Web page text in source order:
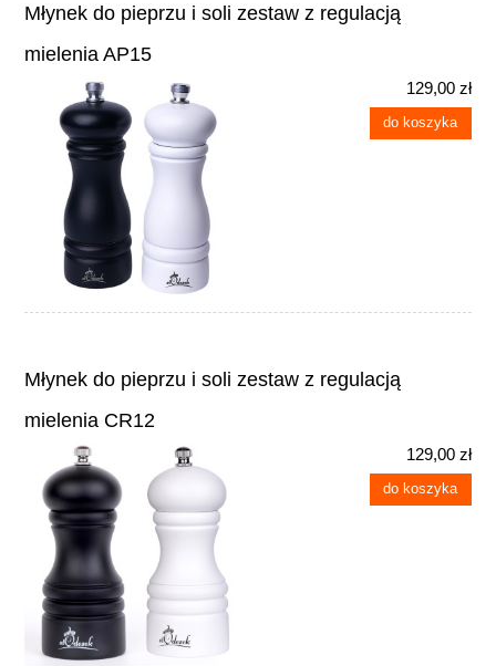
Młynek do pieprzu i soli zestaw z regulacją
mielenia AP15
129,00 zł
do koszyka
Młynek do pieprzu i soli zestaw z regulacją
mielenia CR12
129,00 zł
do koszyka